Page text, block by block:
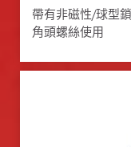
帶有非磁性/球型
角頭螺絲使用